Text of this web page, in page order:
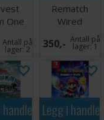
One
Antall på
lager:2
Rematch
Wired
Controller
Nintendo
Switch
350,- Antall på
lager:1
Legg i